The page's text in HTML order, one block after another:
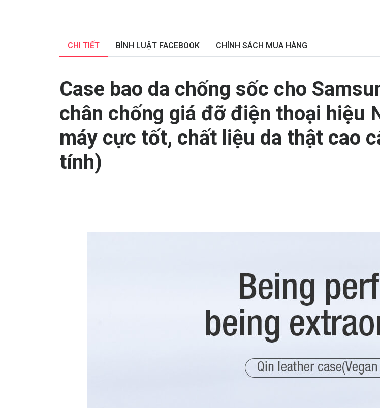
CHI TIẾT BÌNH LUẬT FACEBOOK CHÍNH SÁCH MUA HÀNG
Case bao da chống sốc cho
chân chống giá đỡ điện thoại hiệu
máy cực tốt, chất liệu da thật cao
tính)